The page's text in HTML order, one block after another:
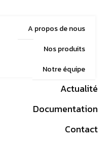
A propos de nous
Nos produits
Notre équipe
Actualité
Documentation
Contact